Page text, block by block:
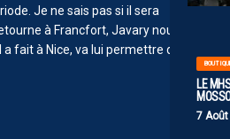
LE
7
Je ne sais pas si il sera
à Francfort, Javary nous
a fait à Nice, va lui permettre d’être